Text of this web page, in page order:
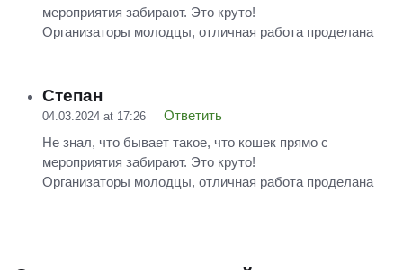
мероприятия забирают. Это круто!
Организаторы молодцы, отличная работа проделана
Степан
04.03.2024 at 17:26
Ответить
Не знал, что бывает такое, что кошек прямо с
мероприятия забирают. Это круто!
Организаторы молодцы, отличная работа проделана